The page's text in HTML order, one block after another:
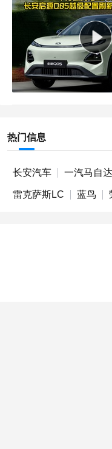
热门信息
长安汽车 一汽马自达
雷克萨斯LC 蓝鸟